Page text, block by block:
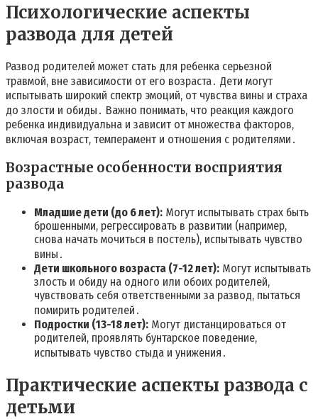
Психологические аспекты
развода для детей
Развод родителей может стать для ребенка серьезной
травмой, вне зависимости от его возраста․ Дети могут
испытывать широкий спектр эмоций, от чувства вины и страха
до злости и обиды․ Важно понимать, что реакция каждого
ребенка индивидуальна и зависит от множества факторов,
включая возраст, темперамент и отношения с родителями․
Возрастные особенности восприятия
развода
Младшие дети (до 6 лет): Могут испытывать страх быть
брошенными, регрессировать в развитии (например,
снова начать мочиться в постель), испытывать чувство
вины․
Дети школьного возраста (7-12 лет): Могут испытывать
злость и обиду на одного или обоих родителей,
чувствовать себя ответственными за развод, пытаться
помирить родителей․
Подростки (13-18 лет): Могут дистанцироваться от
родителей, проявлять бунтарское поведение,
испытывать чувство стыда и унижения․
Практические аспекты развода с
детьми